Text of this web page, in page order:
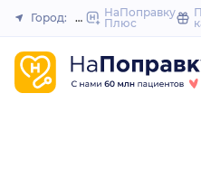
Город: ПермьНаПоправку
Плюс